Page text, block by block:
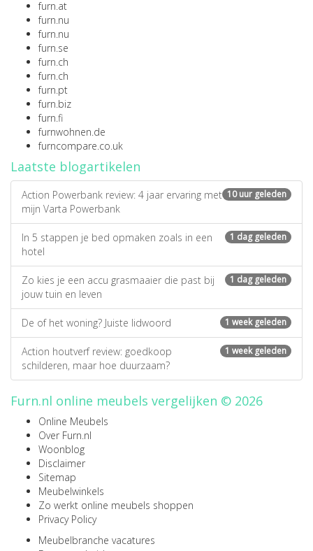
furn.at
furn.nu
furn.nu
furn.se
furn.ch
furn.ch
furn.pt
furn.biz
furn.fi
furnwohnen.de
furncompare.co.uk
Laatste blogartikelen
10 uur geleden
Action Powerbank review: 4 jaar ervaring met
mijn Varta Powerbank
1 dag geleden
In 5 stappen je bed opmaken zoals in een
hotel
1 dag geleden
Zo kies je een accu grasmaaier die past bij
jouw tuin en leven
1 week geleden
De of het woning? Juiste lidwoord
1 week geleden
Action houtverf review: goedkoop
schilderen, maar hoe duurzaam?
Furn.nl online meubels vergelijken © 2026
Online Meubels
Over Furn.nl
Woonblog
Disclaimer
Sitemap
Meubelwinkels
Zo werkt online meubels shoppen
Privacy Policy
Meubelbranche vacatures